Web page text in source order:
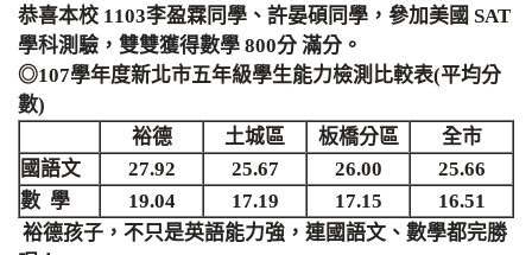
恭喜本校 1103李盈霖同學、許晏碩同學，參加美國 SAT
學科測驗，雙雙獲得數學 800分 滿分。
◎107學年度新北市五年級學生能力檢測比較表(平均分
數)
裕德
土城區 板橋分區
全市
國語文
27.92 25.67 26.00
25.66
數 學
19.04 17.19 17.15
16.51
裕德孩子，不只是英語能力強，連國語文、數學都完勝